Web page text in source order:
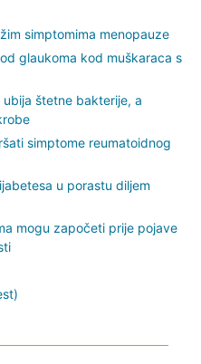
simptomima menopauze
glaukoma kod muškaraca s
štetne bakterije, a
simptome reumatoidnog
u porastu diljem
mogu započeti prije pojave